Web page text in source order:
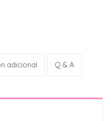
adicional Q & A